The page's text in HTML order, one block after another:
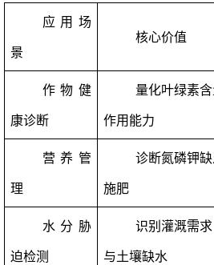
应用场
景
核心价值
作物健
康诊断
量化叶绿素
作用能力
营养管
理
诊断氮磷钾
施肥
水分胁
迫检测
识别灌溉需
与土壤缺水